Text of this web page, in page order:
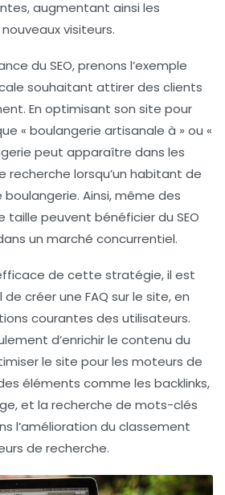
augmentant ainsi les
visiteurs.
du SEO, prenons l’exemple
souhaitant attirer des clients
En optimisant son site pour
« boulangerie artisanale à » ou «
peut apparaître dans les
recherche lorsqu’un habitant de
Ainsi, même des
taille peuvent bénéficier du SEO
un marché concurrentiel.
de cette stratégie, il est
créer une FAQ sur le site, en
courantes des utilisateurs.
d’enrichir le contenu du
le site pour les moteurs de
éléments comme les backlinks,
, et la recherche de mots-clés
l’amélioration du classement
de recherche.